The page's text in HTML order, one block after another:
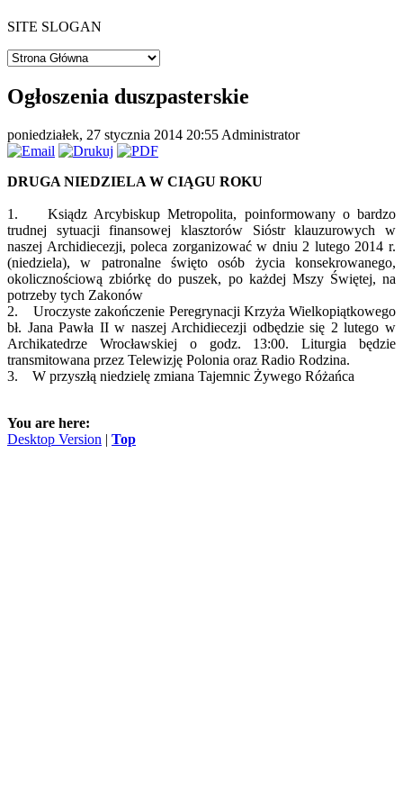
SITE SLOGAN
Ogłoszenia duszpasterskie
poniedziałek, 27 stycznia 2014 20:55 Administrator
DRUGA NIEDZIELA W CIĄGU ROKU
1. Ksiądz Arcybiskup Metropolita, poinformowany o bardzo
trudnej sytuacji finansowej klasztorów Sióstr klauzurowych w
naszej Archidiecezji, poleca zorganizować w dniu 2 lutego 2014 r.
(niedziela), w patronalne święto osób życia konsekrowanego,
okolicznościową zbiórkę do puszek, po każdej Mszy Świętej, na
potrzeby tych Zakonów
2. Uroczyste zakończenie Peregrynacji Krzyża Wielkopiątkowego
bł. Jana Pawła II w naszej Archidiecezji odbędzie się 2 lutego w
Archikatedrze Wrocławskiej o godz. 13:00. Liturgia będzie
transmitowana przez Telewizję Polonia oraz Radio Rodzina.
3. W przyszłą niedzielę zmiana Tajemnic Żywego Różańca
You are here:
Desktop Version | Top